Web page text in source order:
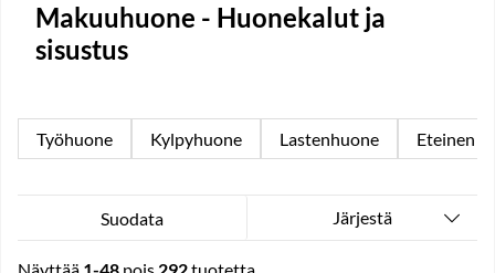
Makuuhuone - Huonekalut ja
sisustus
Työhuone Kylpyhuone Lastenhuone Eteinen
Suodata Järjestä